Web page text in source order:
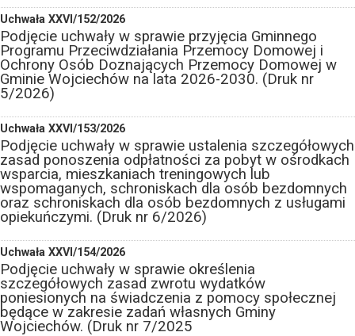
Uchwała XXVI/152/2026
Podjęcie uchwały w sprawie przyjęcia Gminnego
Programu Przeciwdziałania Przemocy Domowej i
Ochrony Osób Doznających Przemocy Domowej w
Gminie Wojciechów na lata 2026-2030. (Druk nr
5/2026)
Uchwała XXVI/153/2026
Podjęcie uchwały w sprawie ustalenia szczegółowych
zasad ponoszenia odpłatności za pobyt w ośrodkach
wsparcia, mieszkaniach treningowych lub
wspomaganych, schroniskach dla osób bezdomnych
oraz schroniskach dla osób bezdomnych z usługami
opiekuńczymi. (Druk nr 6/2026)
Uchwała XXVI/154/2026
Podjęcie uchwały w sprawie określenia
szczegółowych zasad zwrotu wydatków
poniesionych na świadczenia z pomocy społecznej
będące w zakresie zadań własnych Gminy
Wojciechów. (Druk nr 7/2025